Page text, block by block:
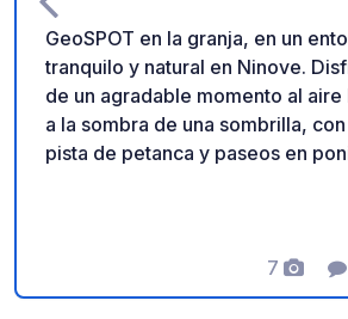
GeoSPOT en la granja, en un
tranquilo y natural en Ninove.
de un agradable momento al aire
a la sombra de una sombrilla, con
pista de petanca y paseos en
Recordatorio: - Recuerde
geoCode a su llegada - Mi
7
Fotos